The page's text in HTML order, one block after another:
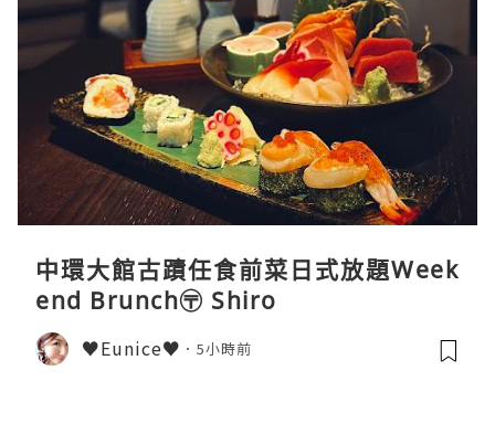
中環大館古蹟任食前菜日式放題Week
end Brunch〶 Shiro
♥Eunice♥ 5小時前